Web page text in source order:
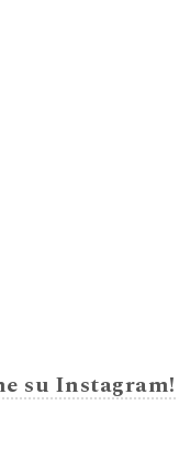
su Instagram!